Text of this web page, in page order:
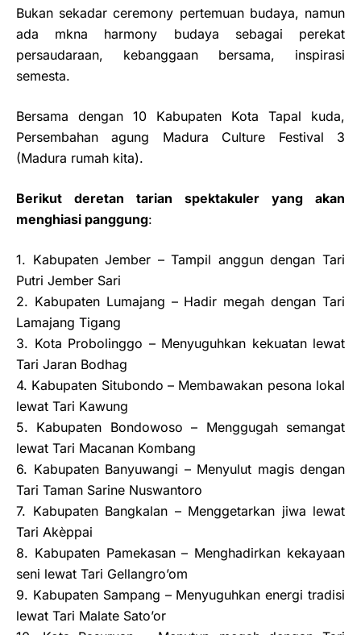
Bukan sekadar ceremony pertemuan budaya, namun
ada mkna harmony budaya sebagai perekat
persaudaraan, kebanggaan bersama, inspirasi
semesta.
Bersama dengan 10 Kabupaten Kota Tapal kuda,
Persembahan agung Madura Culture Festival 3
(Madura rumah kita).
Berikut deretan tarian spektakuler yang akan
menghiasi panggung:
1. Kabupaten Jember – Tampil anggun dengan Tari
Putri Jember Sari
2. Kabupaten Lumajang – Hadir megah dengan Tari
Lamajang Tigang
3. Kota Probolinggo – Menyuguhkan kekuatan lewat
Tari Jaran Bodhag
4. Kabupaten Situbondo – Membawakan pesona lokal
lewat Tari Kawung
5. Kabupaten Bondowoso – Menggugah semangat
lewat Tari Macanan Kombang
6. Kabupaten Banyuwangi – Menyulut magis dengan
Tari Taman Sarine Nuswantoro
7. Kabupaten Bangkalan – Menggetarkan jiwa lewat
Tari Akèppai
8. Kabupaten Pamekasan – Menghadirkan kekayaan
seni lewat Tari Gellangro’om
9. Kabupaten Sampang – Menyuguhkan energi tradisi
lewat Tari Malate Sato’or